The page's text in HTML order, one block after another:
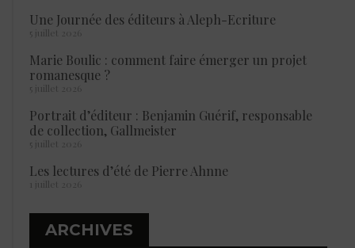
Une Journée des éditeurs à Aleph-Ecriture
5 juillet 2026
Marie Boulic : comment faire émerger un projet
romanesque ?
5 juillet 2026
Portrait d’éditeur : Benjamin Guérif, responsable
de collection, Gallmeister
5 juillet 2026
Les lectures d’été de Pierre Ahnne
1 juillet 2026
ARCHIVES